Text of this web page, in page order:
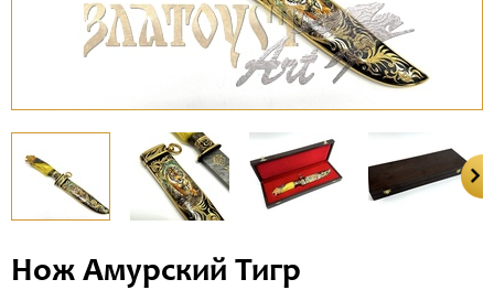
Нож Амурский Тигр